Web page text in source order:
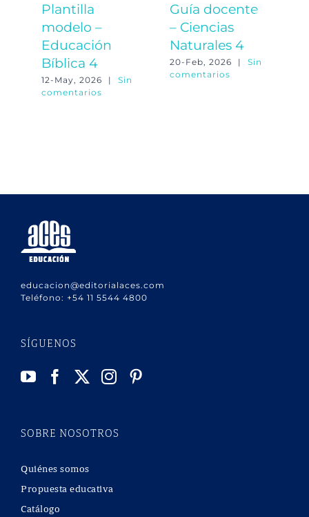
Plantilla
modelo –
Educación
Bíblica 4
12-May, 2026 |
Sin
comentarios
Guía docente
– Ciencias
Naturales 4
20-Feb, 2026 |
Sin
comentarios
educacion@editorialaces.com
Teléfono: +54 11 5544 4800
SÍGUENOS
SOBRE NOSOTROS
Quiénes somos
Propuesta educativa
Catálogo